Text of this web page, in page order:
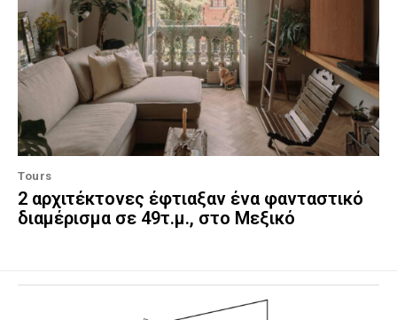
Tours
2 αρχιτέκτονες έφτιαξαν ένα φανταστικό
διαμέρισμα σε 49τ.μ., στο Μεξικό